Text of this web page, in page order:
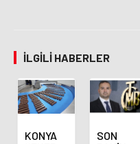
İLGILI HABERLER
KONYA
SON